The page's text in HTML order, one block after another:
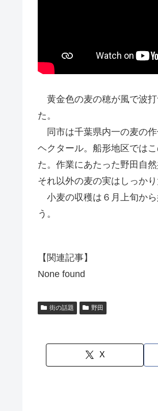
黄金色の麦の穂が風で波
た。
同市は千葉県内一の麦の作
ヘクタール。船形地区では
た。作業にあたった野田自
それ以外の麦の実はしっか
小麦の収穫は６月上旬か
う。
【関連記事】
None found
街の話題 野田
X